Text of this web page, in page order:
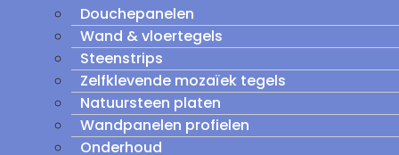
Douchepanelen
Wand & vloertegels
Steenstrips
Zelfklevende mozaïek tegels
Natuursteen platen
Wandpanelen profielen
Onderhoud